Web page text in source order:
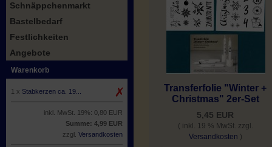
Schnäppchenmarkt
Bastelbedarf
Festlichkeiten
Angebote
Warenkorb
1 x Stabkerzen ca. 19...
inkl. MwSt. 19%: 0,80 EUR
Summe: 4,99 EUR
zzgl. Versandkosten
Transferfolie "Winter +
Christmas" 2er-Set
5,45 EUR
( inkl. 19 % MwSt. zzgl.
Versandkosten )